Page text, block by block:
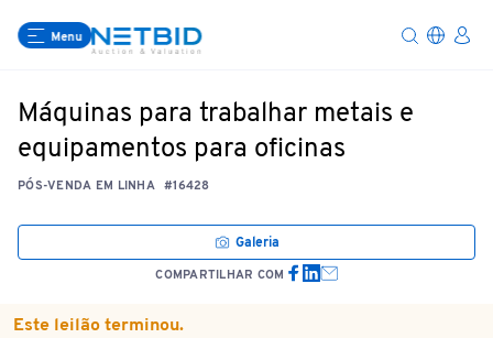
Menu
Máquinas para trabalhar metais e
equipamentos para oficinas
PÓS-VENDA EM LINHA #16428
Galeria
COMPARTILHAR COM
Este leilão terminou.